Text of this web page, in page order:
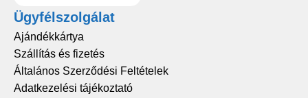
Ügyfélszolgálat
Ajándékkártya
Szállítás és fizetés
Általános Szerződési Feltételek
Adatkezelési tájékoztató